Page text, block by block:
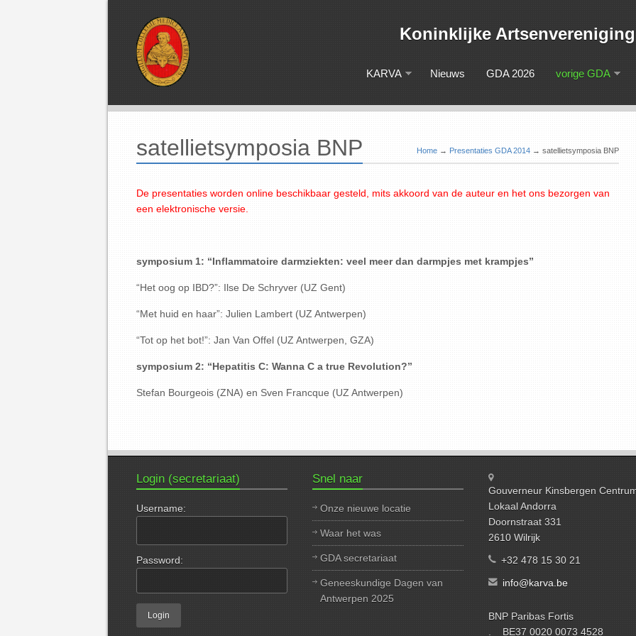
Koninklijke
KARVA Nieuws GDA 2026 vorige GDA
satellietsymposia BNP Home → Presentaties GDA 2014 → satellietsymposia BNP
De presentaties worden online beschikbaar gesteld, mits akkoord van de auteur en het ons bezorgen van
een elektronische versie.
symposium 1: “Inflammatoire darmziekten: veel meer dan darmpjes met krampjes”
“Het oog op IBD?”: Ilse De Schryver (UZ Gent)
“Met huid en haar”: Julien Lambert (UZ Antwerpen)
“Tot op het bot!”: Jan Van Offel (UZ Antwerpen, GZA)
symposium 2: “Hepatitis C: Wanna C a true Revolution?”
Stefan Bourgeois (ZNA) en Sven Francque (UZ Antwerpen)
Login (secretariaat)
Username:
Password:
Snel naar
Onze nieuwe locatie
Waar het was
GDA secretariaat
Geneeskundige Dagen van
Antwerpen 2025
Gouverneur Kinsbergen
Lokaal Andorra
Doornstraat 331
2610 Wilrijk
+32 478 15 30 21
info@karva.be
BNP Paribas Fortis
. BE37 0020 0073 4528